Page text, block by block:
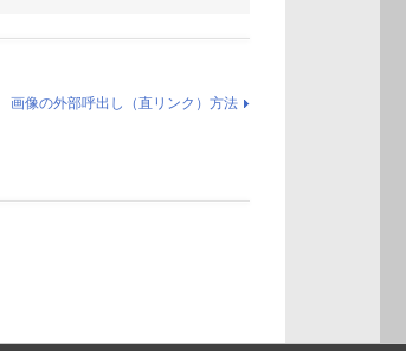
画像の外部呼出し（直リンク）方法